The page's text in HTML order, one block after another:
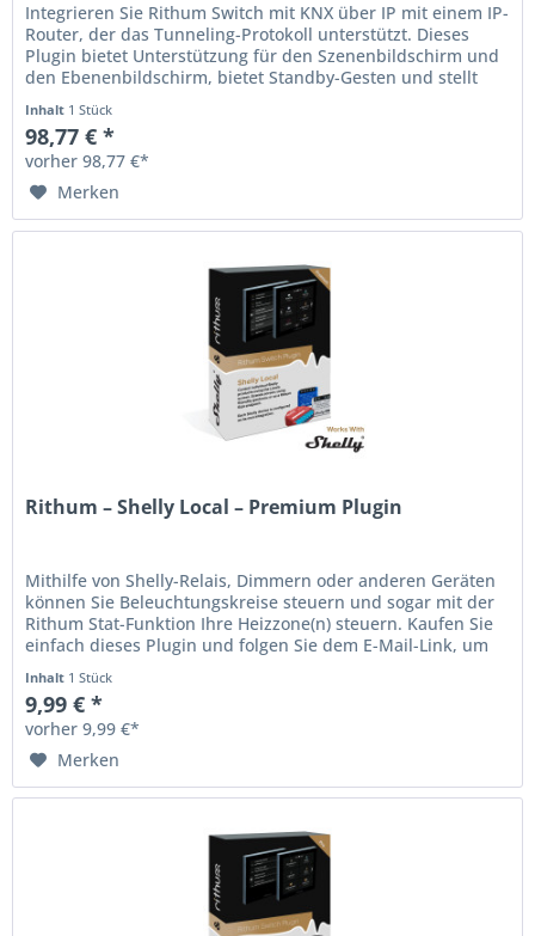
Integrieren Sie Rithum Switch mit KNX über IP mit einem IP-
Router, der das Tunneling-Protokoll unterstützt. Dieses
Plugin bietet Unterstützung für den Szenenbildschirm und
den Ebenenbildschirm, bietet Standby-Gesten und stellt
Inhalt 1 Stück
98,77 € *
vorher 98,77 €*
Merken
Rithum – Shelly Local – Premium Plugin
Mithilfe von Shelly-Relais, Dimmern oder anderen Geräten
können Sie Beleuchtungskreise steuern und sogar mit der
Rithum Stat-Funktion Ihre Heizzone(n) steuern. Kaufen Sie
einfach dieses Plugin und folgen Sie dem E-Mail-Link, um
Inhalt 1 Stück
9,99 € *
vorher 9,99 €*
Merken